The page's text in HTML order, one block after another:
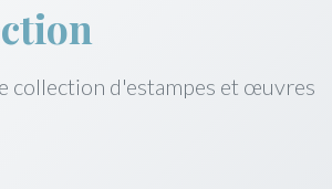
collection d'estampes et œuvres